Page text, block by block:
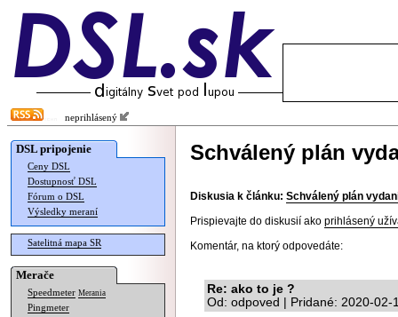
neprihlásený
DSL pripojenie
Ceny DSL
Dostupnosť DSL
Fórum o DSL
Výsledky meraní
Satelitná mapa SR
Merače
Speedmeter Merania
Pingmeter
Schválený plán
Diskusia k článku: Schválený plán
Prispievajte do diskusií ako prihlásený
Komentár, na ktorý odpovedáte:
Re: ako to je ?
Od: odpoved | Pridané: 2020-02-